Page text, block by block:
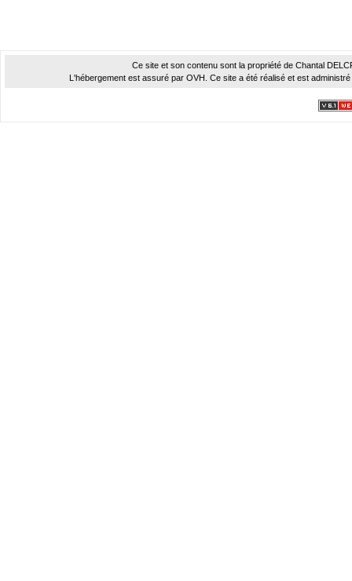
Ce site et son contenu sont la propriété de Chantal
L'hébergement est assuré par OVH. Ce site a été réalisé et est